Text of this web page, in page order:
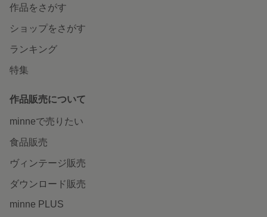
作品をさがす
ショップをさがす
ランキング
特集
作品販売について
minneで売りたい
食品販売
ヴィンテージ販売
ダウンロード販売
minne PLUS